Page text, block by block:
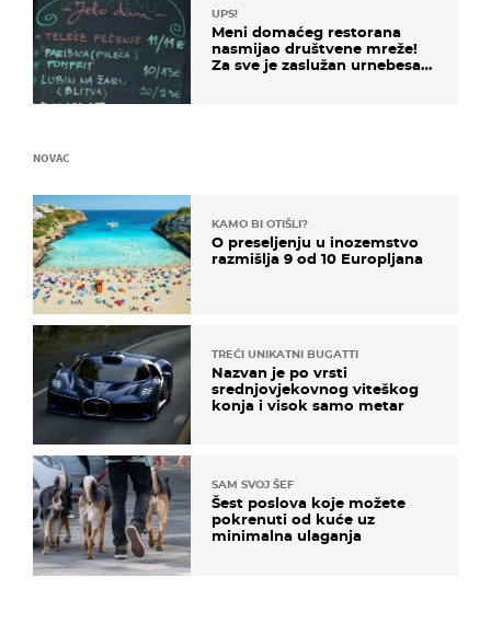
UPS!
Meni domaćeg restorana
nasmijao društvene mreže!
Za sve je zaslužan urnebesan
NOVAC
KAMO BI OTIŠLI?
O preseljenju u inozemstvo
razmišlja 9 od 10 Europljana
TREĆI UNIKATNI BUGATTI
Nazvan je po vrsti
srednjovjekovnog viteškog
konja i visok samo metar
SAM SVOJ ŠEF
Šest poslova koje možete
pokrenuti od kuće uz
minimalna ulaganja